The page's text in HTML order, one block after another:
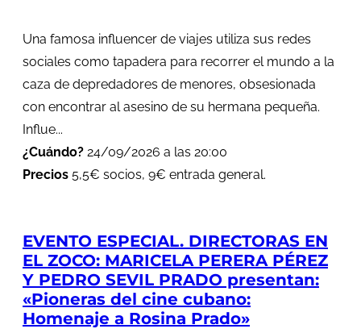
Una famosa influencer de viajes utiliza sus redes
sociales como tapadera para recorrer el mundo a la
caza de depredadores de menores, obsesionada
con encontrar al asesino de su hermana pequeña.
Influe...
¿Cuándo? 24/09/2026 a las 20:00
Precios 5,5€ socios, 9€ entrada general.
EVENTO ESPECIAL. DIRECTORAS EN
EL ZOCO: MARICELA PERERA PÉREZ
Y PEDRO SEVIL PRADO presentan:
«Pioneras del cine cubano:
Homenaje a Rosina Prado»